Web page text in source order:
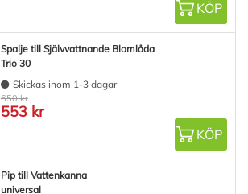
KÖP
Spalje till Självvattnande Blomlåda
Trio 30
Skickas inom 1-3 dagar
650 kr
553 kr
KÖP
Pip till Vattenkanna
universal